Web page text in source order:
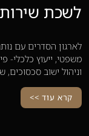
לשכת
לארגון הסדרים עם
משפטי, ייעוץ כלכלי-
וניהול ישוב סכסוכים,
קרא עוד >>